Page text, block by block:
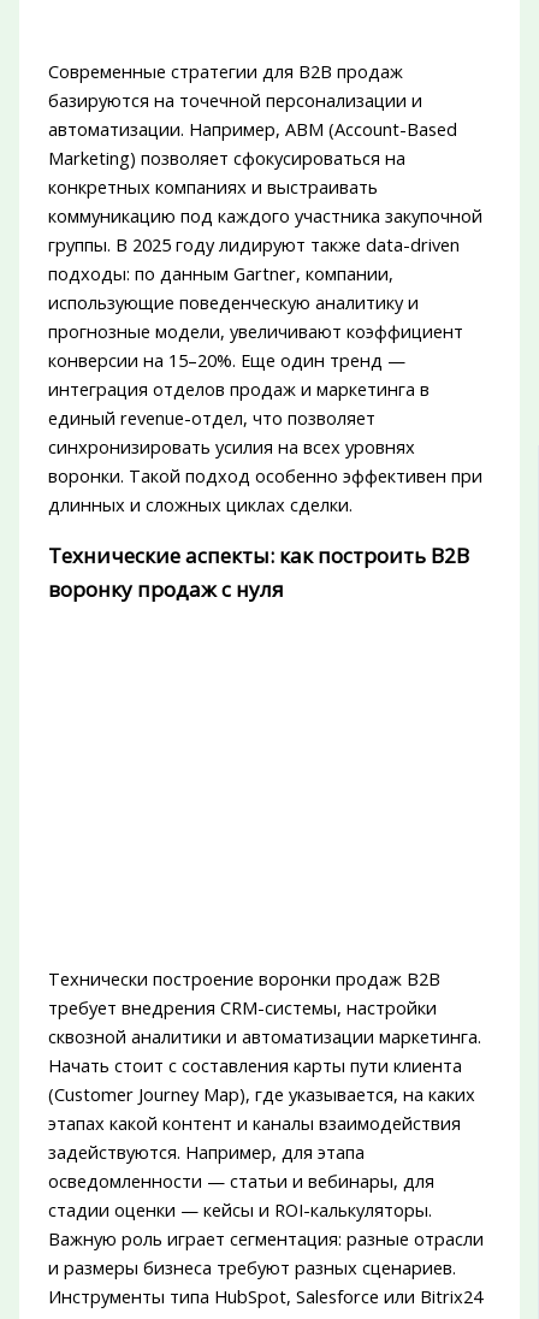
Современные стратегии для B2B продаж
базируются на точечной персонализации и
автоматизации. Например, ABM (Account-Based
Marketing) позволяет сфокусироваться на
конкретных компаниях и выстраивать
коммуникацию под каждого участника закупочной
группы. В 2025 году лидируют также data-driven
подходы: по данным Gartner, компании,
использующие поведенческую аналитику и
прогнозные модели, увеличивают коэффициент
конверсии на 15–20%. Еще один тренд —
интеграция отделов продаж и маркетинга в
единый revenue-отдел, что позволяет
синхронизировать усилия на всех уровнях
воронки. Такой подход особенно эффективен при
длинных и сложных циклах сделки.
Технические аспекты: как построить B2B
воронку продаж с нуля
Технически построение воронки продаж B2B
требует внедрения CRM-системы, настройки
сквозной аналитики и автоматизации маркетинга.
Начать стоит с составления карты пути клиента
(Customer Journey Map), где указывается, на каких
этапах какой контент и каналы взаимодействия
задействуются. Например, для этапа
осведомленности — статьи и вебинары, для
стадии оценки — кейсы и ROI-калькуляторы.
Важную роль играет сегментация: разные отрасли
и размеры бизнеса требуют разных сценариев.
Инструменты типа HubSpot, Salesforce или Bitrix24